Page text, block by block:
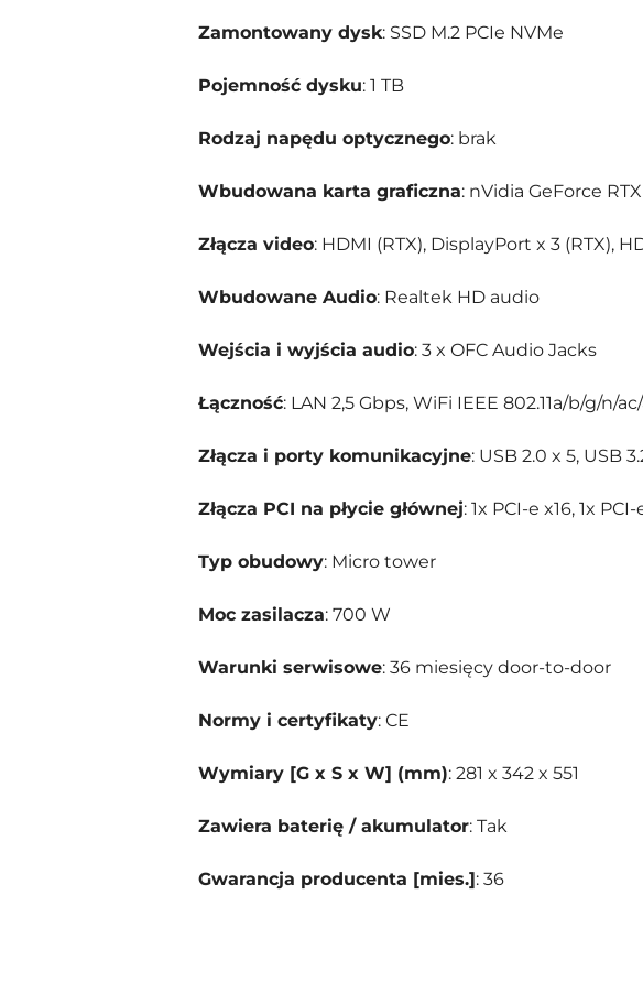
Zamontowany dysk: SSD M.2 PCIe NVMe
Pojemność dysku: 1 TB
Rodzaj napędu optycznego: brak
Wbudowana karta graficzna: nVidia GeForce
Złącza video: HDMI (RTX), DisplayPort x 3 (RTX),
Wbudowane Audio: Realtek HD audio
Wejścia i wyjścia audio: 3 x OFC Audio Jacks
Łączność: LAN 2,5 Gbps, WiFi IEEE 802.11a/b/g/n/
Złącza i porty komunikacyjne: USB 2.0 x 5, USB
Złącza PCI na płycie głównej: 1x PCI-e x16, 1x PCI-
Typ obudowy: Micro tower
Moc zasilacza: 700 W
Warunki serwisowe: 36 miesięcy door-to-door
Normy i certyfikaty: CE
Wymiary [G x S x W] (mm): 281 x 342 x 551
Zawiera baterię / akumulator: Tak
Gwarancja producenta [mies.]: 36